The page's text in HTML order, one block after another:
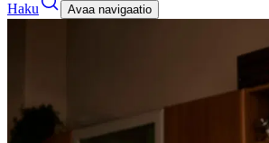
Haku
Avaa navigaatio